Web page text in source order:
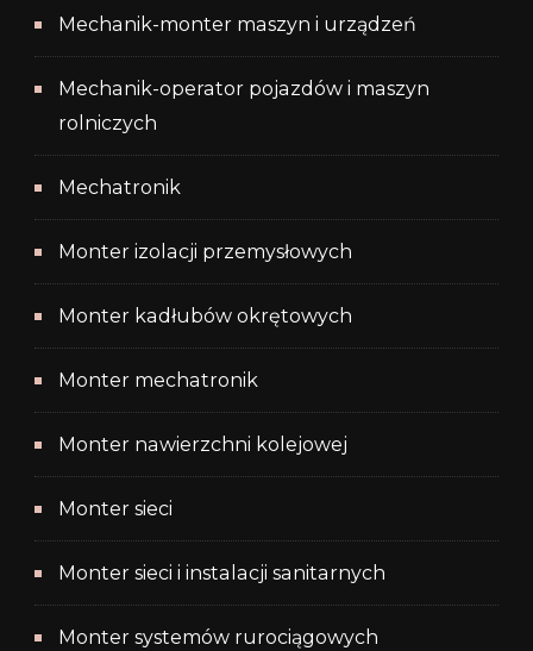
Mechanik-monter maszyn i urządzeń
Mechanik-operator pojazdów i maszyn
rolniczych
Mechatronik
Monter izolacji przemysłowych
Monter kadłubów okrętowych
Monter mechatronik
Monter nawierzchni kolejowej
Monter sieci
Monter sieci i instalacji sanitarnych
Monter systemów rurociągowych